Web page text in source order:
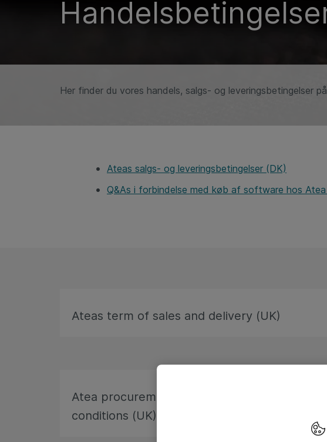
Her finder du vores handels, salgs- og leveringsbetingelser
Ateas salgs- og leveringsbetingelser (DK)
Q&As i forbindelse med køb af software hos
Ateas term of sales and delivery (UK)
Atea procurement for resale standard terms
conditions (UK)